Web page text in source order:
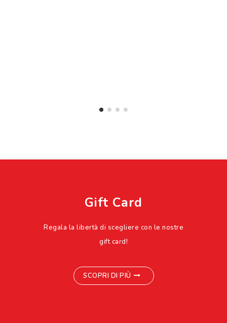
Gift Card
Regala la libertà di scegliere con le nostre
gift card!
SCOPRI DI PIÙ